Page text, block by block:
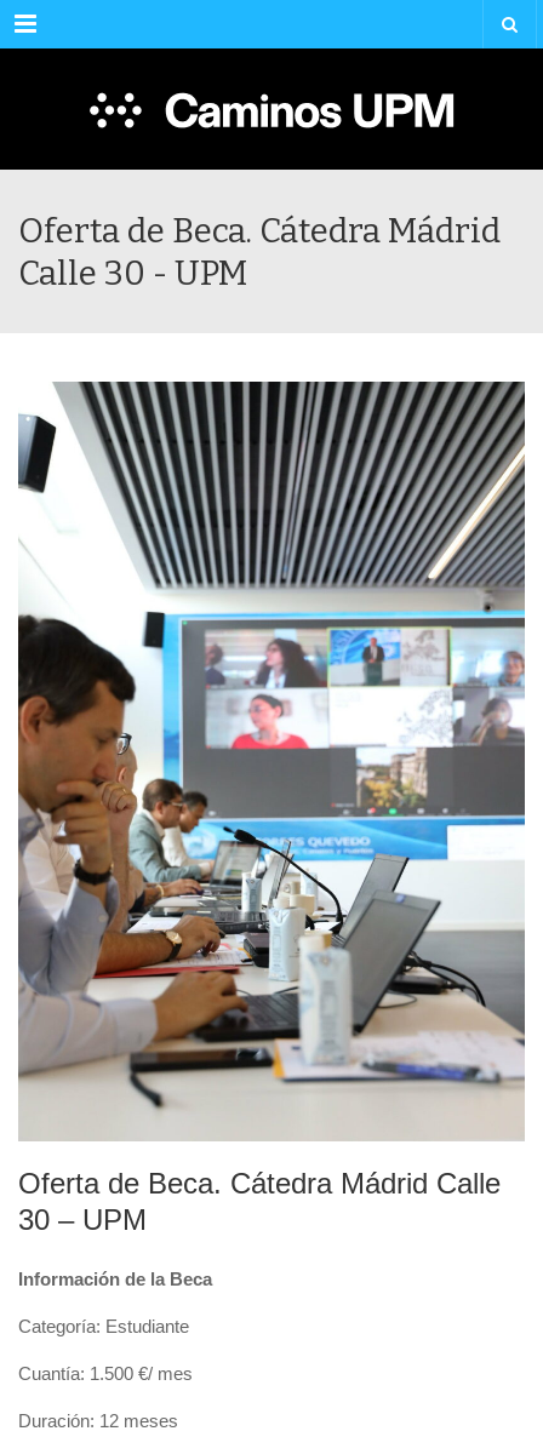
Menu
Oferta de Beca. Cátedra Mádrid
Calle 30 - UPM
Oferta de Beca. Cátedra Mádrid Calle
30 – UPM
Información de la Beca
Categoría: Estudiante
Cuantía: 1.500 €/ mes
Duración: 12 meses